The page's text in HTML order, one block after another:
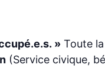
» Toute
(Service civique,